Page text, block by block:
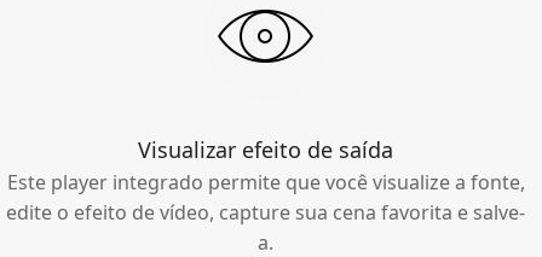
Visualizar efeito de saída
Este player integrado permite que você visualize a fonte,
edite o efeito de vídeo, capture sua cena favorita e salve-
a.